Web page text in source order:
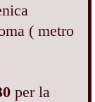
( metro
per la